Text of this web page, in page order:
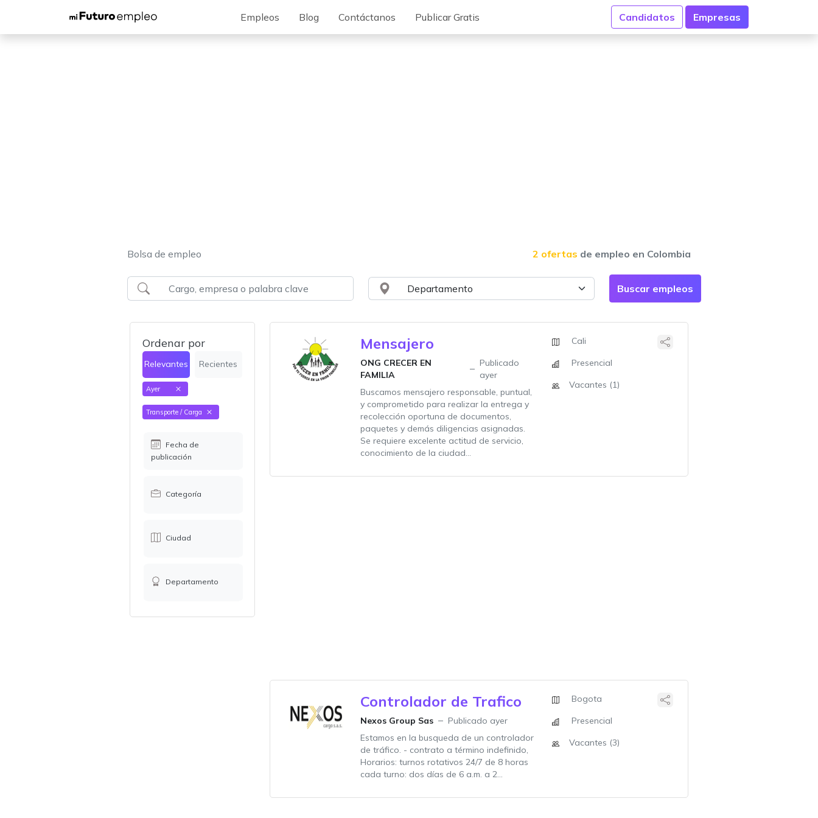
Empleos Blog Contáctanos Publicar Gratis Candidatos Empresas
Bolsa de empleo 2 ofertas de empleo en Colombia
Ordenar por
Relevantes Recientes
Ayer
Transporte / Carga
Fecha de
publicación
Categoría
Ciudad
Departamento
Mensajero
ONG CRECER EN
FAMILIA
Publicado
ayer
Buscamos mensajero responsable, puntual,
y comprometido para realizar la entrega y
recolección oportuna de documentos,
paquetes y demás diligencias asignadas.
Se requiere excelente actitud de servicio,
conocimiento de la ciudad...
Cali
Presencial
Vacantes (1)
Controlador de Trafico
Nexos Group Sas
Publicado ayer
Estamos en la busqueda de un controlador
de tráfico. - contrato a término indefinido,
Horarios: turnos rotativos 24/7 de 8 horas
cada turno: dos días de 6 a.m. a 2...
Bogota
Presencial
Vacantes (3)